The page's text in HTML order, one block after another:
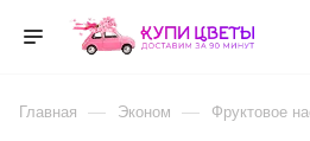
Главная — Эконом — Фруктовое